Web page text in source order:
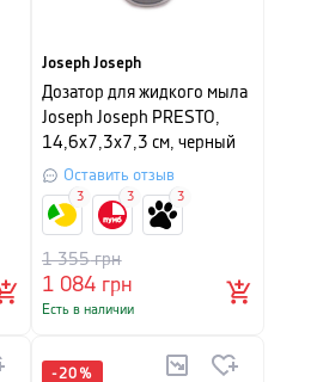
Joseph Joseph
Дозатор для жидкого мыла
Joseph Joseph PRESTO,
14,6х7,3х7,3 см, черный
Оставить отзыв
1 084 грн
1 355грн
Есть в наличии
3 3 3
-20 %